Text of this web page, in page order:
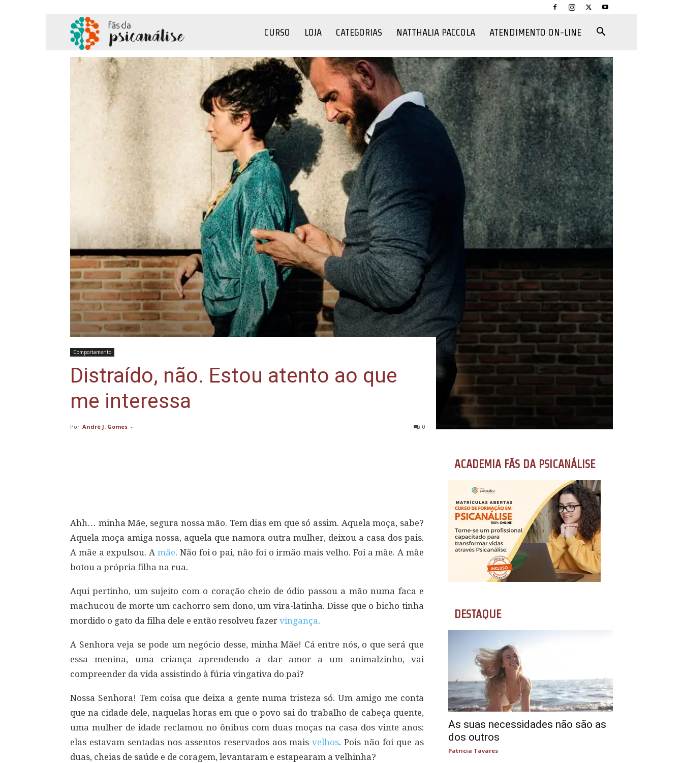
da
Psicanálise
CURSO LOJA CATEGORIAS NATTHALIA PACCOLA ATENDIMENTO ON-LINE
Comportamento
Distraído, não. Estou atento ao que
me interessa
Por André J. Gomes - 0
Ahh… minha Mãe, segura nossa mão. Tem dias em que só assim. Aquela moça, sabe?
Aquela moça amiga nossa, aquela que namora outra mulher, deixou a casa dos pais.
A mãe a expulsou. A mãe. Não foi o pai, não foi o irmão mais velho. Foi a mãe. A mãe
botou a própria filha na rua.
Aqui pertinho, um sujeito com o coração cheio de ódio passou a mão numa faca e
machucou de morte um cachorro sem dono, um vira-latinha. Disse que o bicho tinha
mordido o gato da filha dele e então resolveu fazer vingança.
A Senhora veja se pode um negócio desse, minha Mãe! Cá entre nós, o que será que
essa menina, uma criança aprendendo a dar amor a um animalzinho, vai
compreender da vida assistindo à fúria vingativa do pai?
Nossa Senhora! Tem coisa que deixa a gente numa tristeza só. Um amigo me conta
que na cidade dele, naquelas horas em que o povo sai do trabalho de cabeça quente,
uma mulher de idade reclamou no ônibus com duas moças na casa dos vinte anos:
elas estavam sentadas nos assentos reservados aos maisvelhos. Pois não foi que as
duas, cheias de saúde e de coragem, levantaram e estapearam a velhinha?
ACADEMIA FÃS DA PSICANÁLISE
DESTAQUE
As suas necessidades não são as
dos outros
Patricia Tavares